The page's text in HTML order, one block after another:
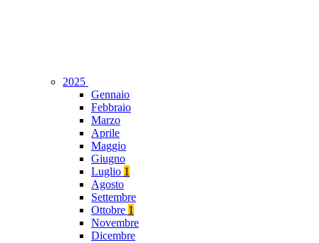
2025
Gennaio
Febbraio
Marzo
Aprile
Maggio
Giugno
Luglio 1
Agosto
Settembre
Ottobre 1
Novembre
Dicembre